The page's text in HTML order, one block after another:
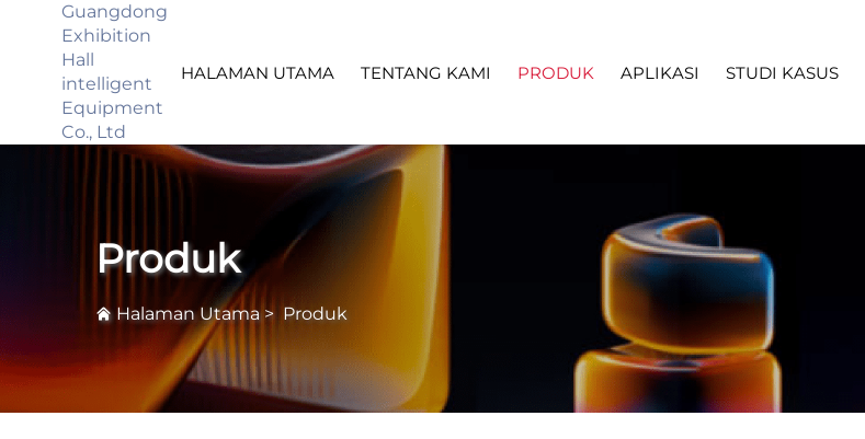
Guangdong
Exhibition
Hall
intelligent
Equipment
Co., Ltd
HALAMAN UTAMA TENTANG KAMI PRODUK APLIKASI STUDI KASUS
Produk
Halaman Utama> Produk